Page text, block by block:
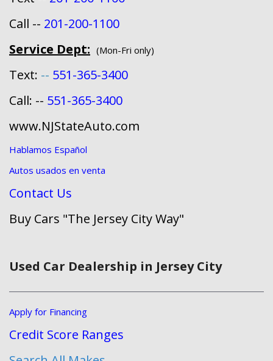
Call -- 201-200-1100
Service Dept: (Mon-Fri only)
Text: -- 551-365-3400
Call: -- 551-365-3400
www.NJStateAuto.com
Hablamos Español
Autos usados en venta
Contact Us
Buy Cars "The Jersey City Way"
Used Car Dealership in Jersey City
Apply for Financing
Credit Score Ranges